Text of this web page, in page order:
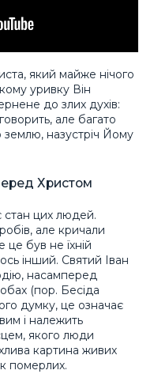
який майже нічого
уривку Він
до злих духів:
але багато
назустріч Йому
Христом
цих людей.
але кричали
був не їхній
інший. Святий Іван
насамперед
(пор. Бесіда
думку, це означає
і належить
якого люди
картина живих
померлих.